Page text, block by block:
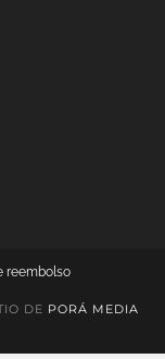
reembolso
DE PORÁ MEDIA